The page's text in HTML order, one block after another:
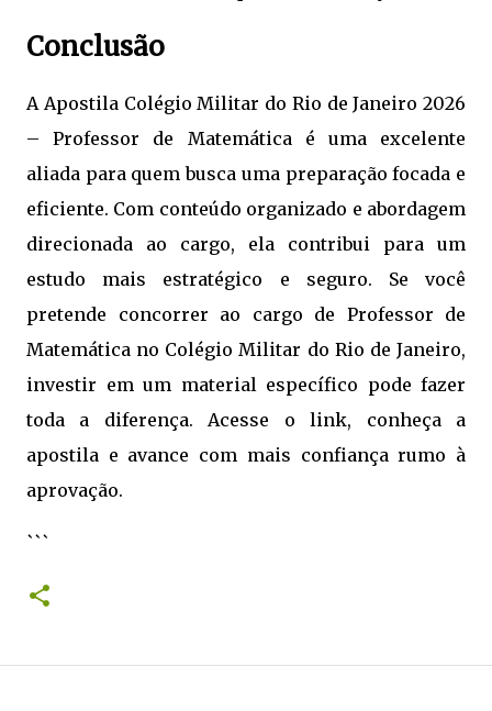
Conclusão
A Apostila Colégio Militar do Rio de Janeiro 2026
– Professor de Matemática é uma excelente
aliada para quem busca uma preparação focada e
eficiente. Com conteúdo organizado e abordagem
direcionada ao cargo, ela contribui para um
estudo mais estratégico e seguro. Se você
pretende concorrer ao cargo de Professor de
Matemática no Colégio Militar do Rio de Janeiro,
investir em um material específico pode fazer
toda a diferença. Acesse o link, conheça a
apostila e avance com mais confiança rumo à
aprovação.
```